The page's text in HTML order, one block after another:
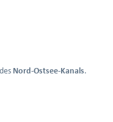
Nord-Ostsee-Kanals.